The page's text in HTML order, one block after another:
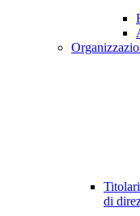
di